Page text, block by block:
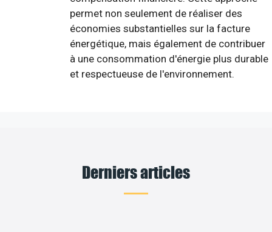
permet non seulement de réaliser des
économies substantielles sur la facture
énergétique, mais également de contribuer
à une consommation d'énergie plus durable
et respectueuse de l'environnement.
Derniers articles